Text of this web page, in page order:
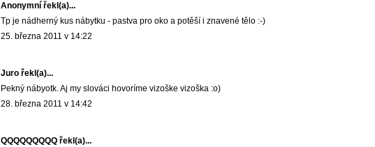
Anonymní řekl(a)...
Tp je nádherný kus nábytku - pastva pro oko a potěší i znavené tělo :-)
25. března 2011 v 14:22
Juro řekl(a)...
Pekný nábyotk. Aj my slováci hovoríme vizoške vizoška :o)
28. března 2011 v 14:42
QQQQQQQQQ řekl(a)...